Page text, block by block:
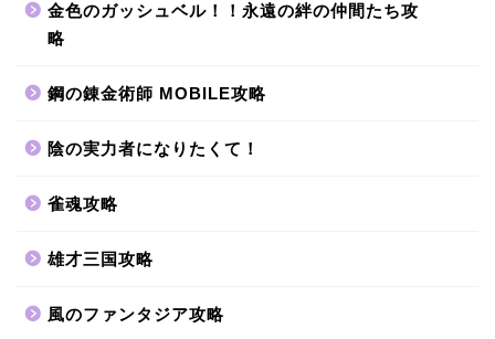
金色のガッシュベル！！永遠の絆の仲間たち攻
略
鋼の錬金術師 MOBILE攻略
陰の実力者になりたくて！
雀魂攻略
雄才三国攻略
風のファンタジア攻略